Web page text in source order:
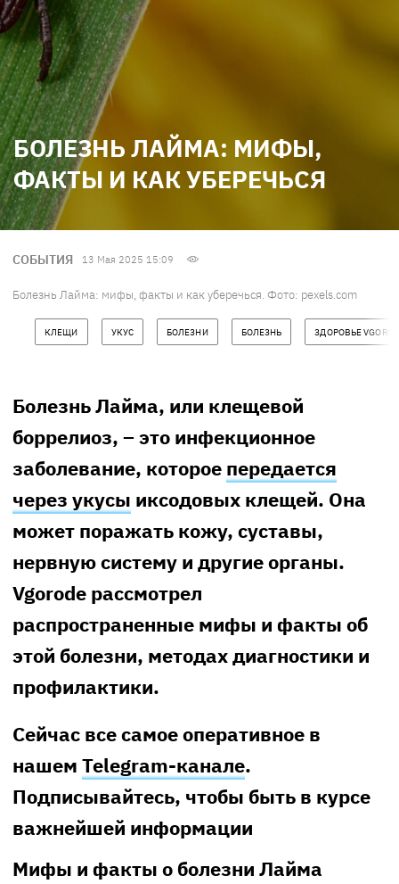
БОЛЕЗНЬ ЛАЙМА: МИФЫ,
ФАКТЫ И КАК УБЕРЕЧЬСЯ
СОБЫТИЯ 13 Мая 2025 15:09
Болезнь Лайма: мифы, факты и как уберечься. Фото: pexels.com
КЛЕЩИ УКУС БОЛЕЗНИ БОЛЕЗНЬ ЗДОРОВЬЕ
Болезнь Лайма, или клещевой
боррелиоз, – это инфекционное
заболевание, которое передается
через укусы иксодовых клещей. Она
может поражать кожу, суставы,
нервную систему и другие органы.
Vgorode рассмотрел
распространенные мифы и факты об
этой болезни, методах диагностики и
профилактики.
Сейчас все самое оперативное в
нашем Telegram-канале.
Подписывайтесь, чтобы быть в курсе
важнейшей информации
Мифы и факты о болезни Лайма